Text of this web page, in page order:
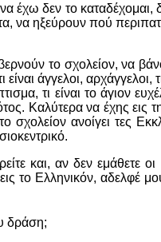
δεν το καταδέχομαι,
να ηξεύρουν πού
το σχολείον, να
άγγελοι, αρχάγγελοι, τι
τι είναι το άγιον
Καλύτερα να έχης
ανοίγει τες
και, αν δεν εμάθετε
το Ελληνικόν, αδελφέ
δράση;